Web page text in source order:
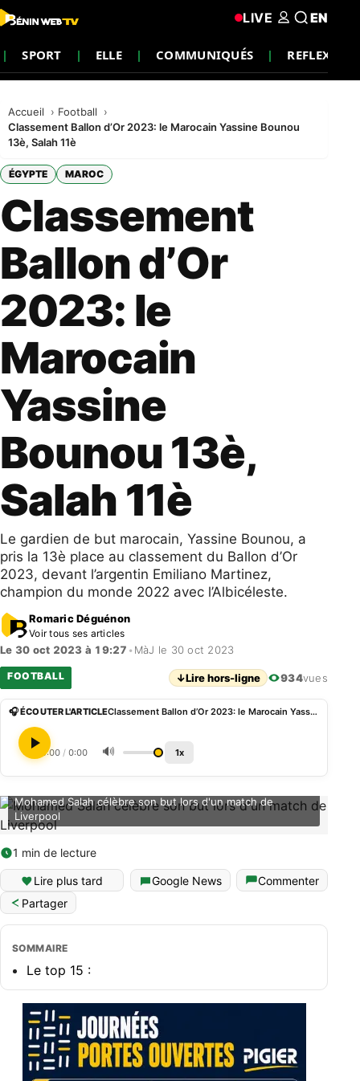
SPORT ELLE COMMUNIQUÉS REFLEXION
LIVE EN
Accueil
Football
Classement Ballon d’Or 2023: le Marocain Yassine Bounou
13è, Salah 11è
ÉGYPTE MAROC
Classement
Ballon d’Or
2023: le
Marocain
Yassine
Bounou 13è,
Salah 11è
Le gardien de but marocain, Yassine Bounou, a
pris la 13è place au classement du Ballon d’Or
2023, devant l’argentin Emiliano Martinez,
champion du monde 2022 avec l’Albicéleste.
Romaric Déguénon
Voir tous ses articles
Le 30 oct 2023 à 19:27 • MàJ le 30 oct 2023
FOOTBALL ↓Lire hors-ligne 934vues
🎧 ÉCOUTER L'ARTICLE Classement Ballon d’Or 2023: le Marocain Yassine Bounou 13è, Salah 11è
0:00 / 0:00 🔊 1x
Mohamed Salah célèbre son but lors d'un match de
Liverpool
1 min de lecture
Lire plus tard Google News
Commenter
Partager
SOMMAIRE
Le top 15 :